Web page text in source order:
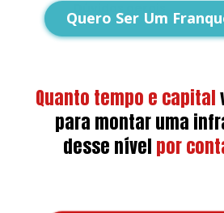
Quero Ser Um
Quanto tempo e capital
para montar uma
desse nível por